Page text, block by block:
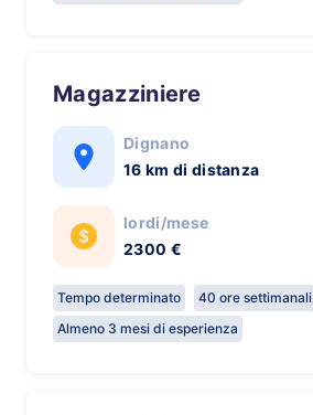
Magazziniere
Dignano
16 km di distanza
lordi/mese
2300 €
Tempo determinato
40 ore settimanali
Almeno 3 mesi di esperienza